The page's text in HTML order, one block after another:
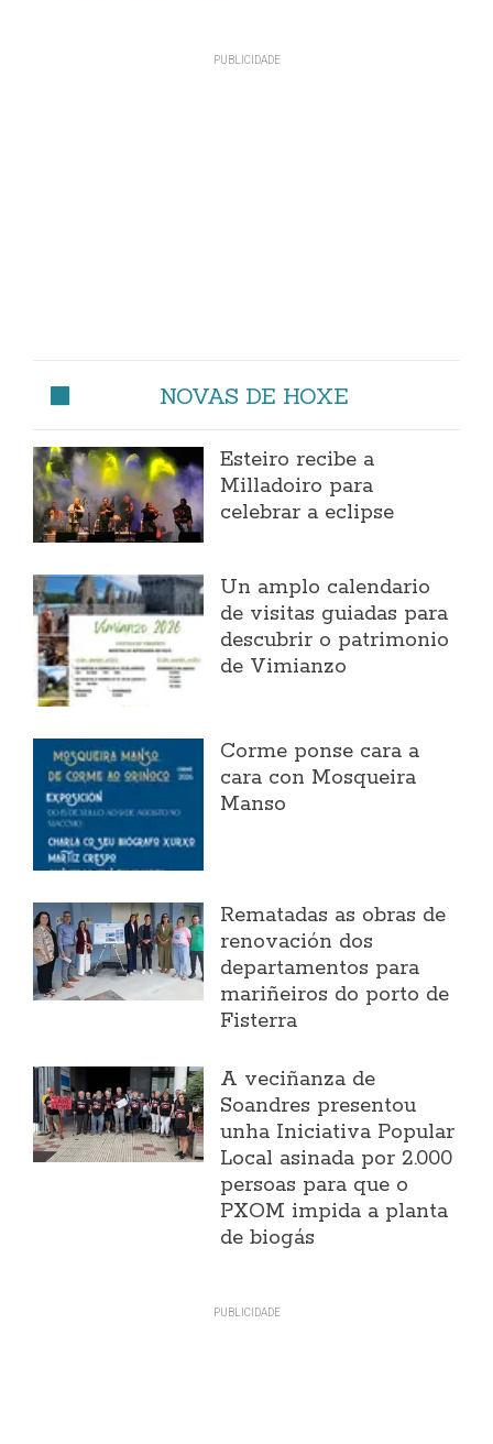
NOVAS DE HOXE
Esteiro recibe a
Milladoiro para
celebrar a eclipse
Un amplo calendario
de visitas guiadas para
descubrir o patrimonio
de Vimianzo
Corme ponse cara a
cara con Mosqueira
Manso
Rematadas as obras de
renovación dos
departamentos para
mariñeiros do porto de
Fisterra
A veciñanza de
Soandres presentou
unha Iniciativa Popular
Local asinada por 2.000
persoas para que o
PXOM impida a planta
de biogás